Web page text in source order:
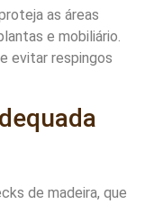
as áreas
e mobiliário.
evitar respingos
de madeira, que